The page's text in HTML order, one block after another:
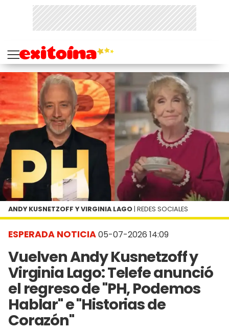
ESPERADA NOTICIA05-07-2026 14:09
Vuelven Andy Kusnetzoff y
Virginia Lago: Telefe anunció
el regreso de "PH, Podemos
Hablar" e "Historias de
Corazón"
ANDY KUSNETZOFF Y VIRGINIA LAGO | REDES SOCIALES